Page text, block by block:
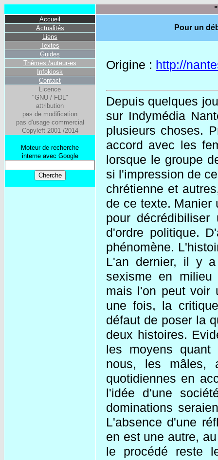
Accueil
Actualités
Liens
Textes
Guides
Thèmes /auteur-es
Infokiosk
Contact
Licence
"GNU / FDL"
attribution
pas de modification
pas d'usage commercial
Copyleft 2001 /2014
Moteur de recherche
interne avec Google
Pour un
Origine : http://
Depuis quelques
sur Indymédia
plusieurs choses.
accord avec les
lorsque le groupe
si l'impression de
chrétienne et
de ce texte. Manier
pour
d'ordre politique.
phénomène.
L'an dernier, il y
sexisme en milieu
mais l'on peut voir
une fois, la
défaut de poser la
deux histoires.
les moyens quant
nous, les mâles,
quotidiennes en
l'idée d'une
dominations
L'absence d'une
en est une autre,
le procédé reste